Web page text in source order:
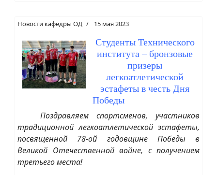
Новости кафедры ОД 15 мая 2023
Студенты Технического
института – бронзовые
призеры
легкоатлетической
эстафеты в честь Дня
Победы
Поздравляем спортсменов, участников
традиционной легкоатлетической эстафеты,
посвященной 78-ой годовщине Победы в
Великой Отечественной войне, с получением
третьего места!